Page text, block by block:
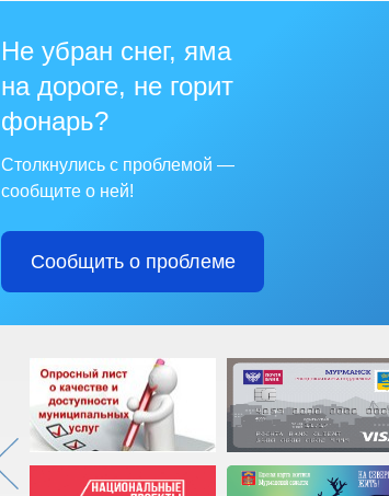
Не убран снег, яма
на дороге, не горит
фонарь?
Столкнулись с проблемой —
сообщите о ней!
Сообщить о проблеме